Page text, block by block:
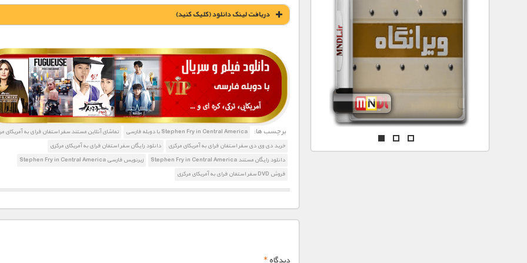
دریافت لينک دانلود (کليک کنيد)
1900 تومان – دانلود قسمت 1 (مکزیک)
1900 تومان – دانلود قسمت 2 (بلیز)
برچسب ها: Stephen Fry in Central America با دوبله فارسی
تماشای آنلاین مستند سفر استفان فرای به آمریکای
خرید دی وی دی سفر استفان فرای به آمریکای مرکزی
دانلود رایگان سفر استفان فرای به آمریکای مرکزی
دانلود رایگان مستند Stephen Fry in Central America
زیرنویس فارسی Stephen Fry in Central America
فروش DVD سفر استفان فرای به آمریکای مرکزی
دیدگاه*